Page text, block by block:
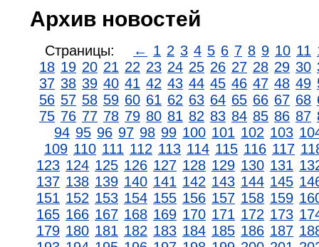
Архив новостей
Страницы: ← 1 2 3 4 5 6 7 8 9 10 11
18 19 20 21 22 23 24 25 26 27 28 29 30
37 38 39 40 41 42 43 44 45 46 47 48 49
56 57 58 59 60 61 62 63 64 65 66 67 68
75 76 77 78 79 80 81 82 83 84 85 86 87
94 95 96 97 98 99 100 101 102 103
109 110 111 112 113 114 115 116 117
123 124 125 126 127 128 129 130 131
137 138 139 140 141 142 143 144 145
151 152 153 154 155 156 157 158 159
165 166 167 168 169 170 171 172 173
179 180 181 182 183 184 185 186 187